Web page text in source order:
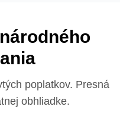
poplatkov. Presná
obhliadke.